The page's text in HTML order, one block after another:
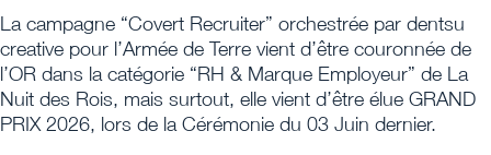
La campagne “Covert Recruiter” orchestrée par dentsu
creative pour l’Armée de Terre vient d’être couronnée de
l’OR dans la catégorie “RH & Marque Employeur” de La
Nuit des Rois, mais surtout, elle vient d’être élue GRAND
PRIX 2026, lors de la Cérémonie du 03 Juin dernier.